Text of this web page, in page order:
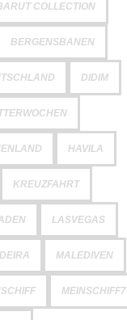
COLLECTION
BERGENSBANEN
DIDIM
HAVILA
KREUZFAHRT
LASVEGAS
MALEDIVEN
MEINSCHIFF7